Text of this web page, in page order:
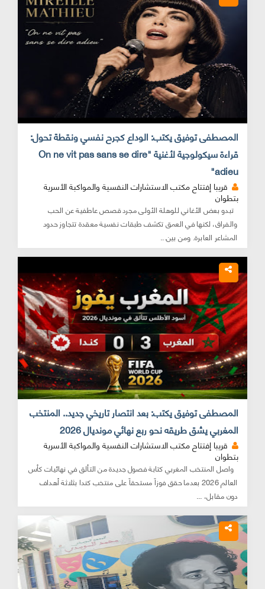
المصطفى توفيق يكتب: الوداع كجرح نفسي ونقطة تحول:
قراءة سيكولوجية لأغنية "On ne vit pas sans se dire
adieu"
قريبا إفتتاح مكتب الاستشارات النفسية والمواكبة الأسرية
بتطوان
تبدو بعض الأغاني للوهلة الأولى مجرد قصص عاطفية عن الحب
والفراق، لكنها في العمق تكشف طبقات نفسية معقدة تتجاوز حدود
المشاعر العابرة. ومن بين...
المصطفى توفيق يكتب: بعد انتصار تاريخي جديد.. المنتخب
المغربي يشق طريقه نحو ربع نهائي مونديال 2026
قريبا إفتتاح مكتب الاستشارات النفسية والمواكبة الأسرية
بتطوان
واصل المنتخب المغربي كتابة فصول جديدة من التألق في نهائيات كأس
العالم 2026 بعدما حقق فوزاً مستحقاً على منتخب كندا بثلاثة أهداف
دون مقابل، ...